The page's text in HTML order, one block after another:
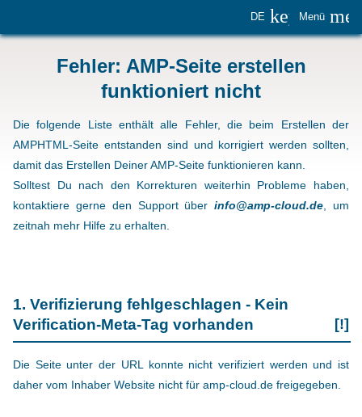
DE Menü
Fehler: AMP-Seite erstellen
funktioniert nicht
Die folgende Liste enthält alle Fehler, die beim Erstellen der
AMPHTML-Seite entstanden sind und korrigiert werden sollten,
damit das Erstellen Deiner AMP-Seite funktionieren kann.
Solltest Du nach den Korrekturen weiterhin Probleme haben,
kontaktiere gerne den Support überinfo@amp-cloud.de, um
zeitnah mehr Hilfe zu erhalten.
1. Verifizierung fehlgeschlagen - Kein
Verification-Meta-Tag vorhanden
[!]
Die Seite unter der URL konnte nicht verifiziert werden und ist
daher vom Inhaber Website nicht für amp-cloud.de freigegeben.